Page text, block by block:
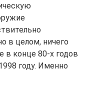
в целом, ничего
в конце 80-х годов
году. Именно